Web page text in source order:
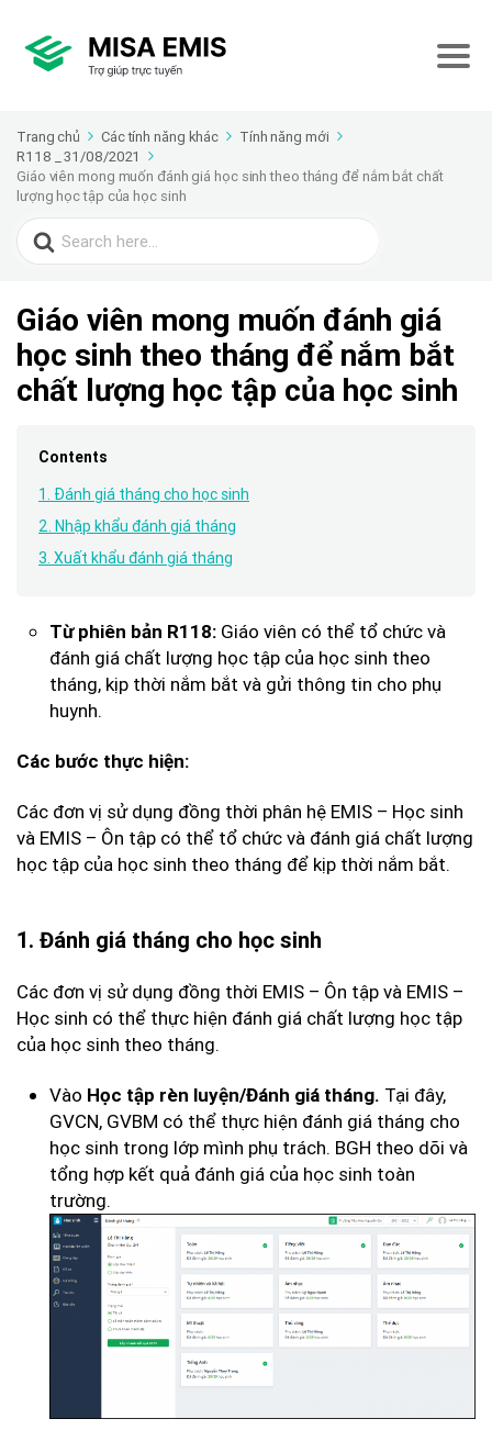
Trang chủ Các tính năng khác
Tính năng mới
R118 _ 31/08/2021
Giáo viên mong muốn đánh giá học sinh theo tháng để nắm bắt chất
lượng học tập của học sinh
Search
for:
Giáo viên mong muốn đánh giá
học sinh theo tháng để nắm bắt
chất lượng học tập của học sinh
Contents
1. Đánh giá tháng cho học sinh
2. Nhập khẩu đánh giá tháng
3. Xuất khẩu đánh giá tháng
Từ phiên bản R118: Giáo viên có thể tổ chức và
đánh giá chất lượng học tập của học sinh theo
tháng, kịp thời nắm bắt và gửi thông tin cho phụ
huynh.
Các bước thực hiện:
Các đơn vị sử dụng đồng thời phân hệ EMIS – Học sinh
và EMIS – Ôn tập có thể tổ chức và đánh giá chất lượng
học tập của học sinh theo tháng để kịp thời nắm bắt.
1. Đánh giá tháng cho học sinh
Các đơn vị sử dụng đồng thời EMIS – Ôn tập và EMIS –
Học sinh có thể thực hiện đánh giá chất lượng học tập
của học sinh theo tháng.
Vào Học tập rèn luyện/Đánh giá tháng. Tại đây,
GVCN, GVBM có thể thực hiện đánh giá tháng cho
học sinh trong lớp mình phụ trách. BGH theo dõi và
tổng hợp kết quả đánh giá của học sinh toàn
trường.